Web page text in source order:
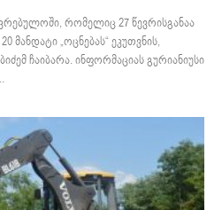
რომელიც 27 წევრისგანაა
„ოცნებას“ ეკუთვნის,
ჩაიბარა. ინფორმაციას გურიანიუსი